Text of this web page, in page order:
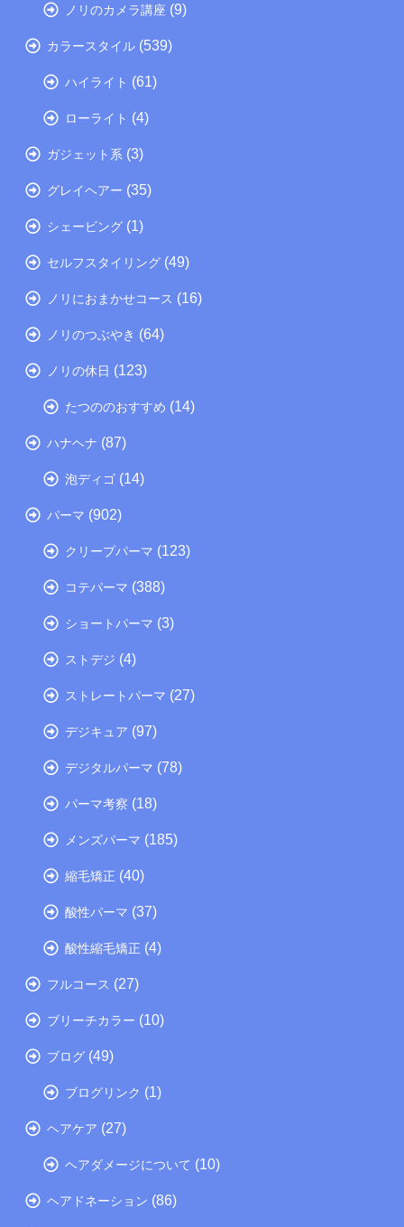
ノリのカメラ講座 (9)
カラースタイル (539)
ハイライト (61)
ローライト (4)
ガジェット系 (3)
グレイヘアー (35)
シェービング (1)
セルフスタイリング (49)
ノリにおまかせコース (16)
ノリのつぶやき (64)
ノリの休日 (123)
たつののおすすめ (14)
ハナヘナ (87)
泡ディゴ (14)
パーマ (902)
クリープパーマ (123)
コテパーマ (388)
ショートパーマ (3)
ストデジ (4)
ストレートパーマ (27)
デジキュア (97)
デジタルパーマ (78)
パーマ考察 (18)
メンズパーマ (185)
縮毛矯正 (40)
酸性パーマ (37)
酸性縮毛矯正 (4)
フルコース (27)
ブリーチカラー (10)
ブログ (49)
ブログリンク (1)
ヘアケア (27)
ヘアダメージについて (10)
ヘアドネーション (86)